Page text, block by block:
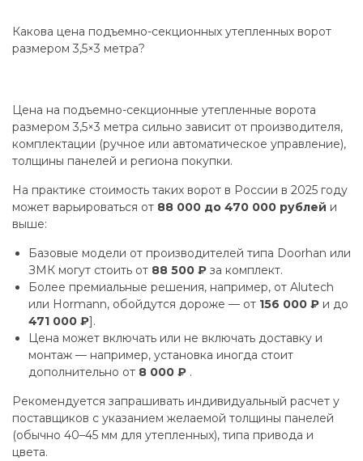
Какова цена подъемно-секционных утепленных ворот
размером 3,5×3 метра?
Цена на подъемно-секционные утепленные ворота
размером 3,5×3 метра сильно зависит от производителя,
комплектации (ручное или автоматическое управление),
толщины панелей и региона покупки.
На практике стоимость таких ворот в России в 2025 году
может варьироваться от 88 000 до 470 000 рублей и
выше:
Базовые модели от производителей типа Doorhan или
ЗМК могут стоить от 88 500 ₽ за комплект.
Более премиальные решения, например, от Alutech
или Hormann, обойдутся дороже — от 156 000 ₽ и до
471 000 ₽].
Цена может включать или не включать доставку и
монтаж — например, установка иногда стоит
дополнительно от 8 000 ₽ .
Рекомендуется запрашивать индивидуальный расчет у
поставщиков с указанием желаемой толщины панелей
(обычно 40–45 мм для утепленных), типа привода и
цвета.